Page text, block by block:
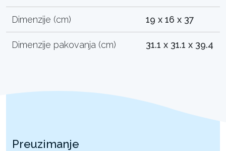
Dimenzije (cm) 19 x 16 x 37
Dimenzije pakovanja (cm) 31.1 x 31.1 x 39.4
Preuzimanje